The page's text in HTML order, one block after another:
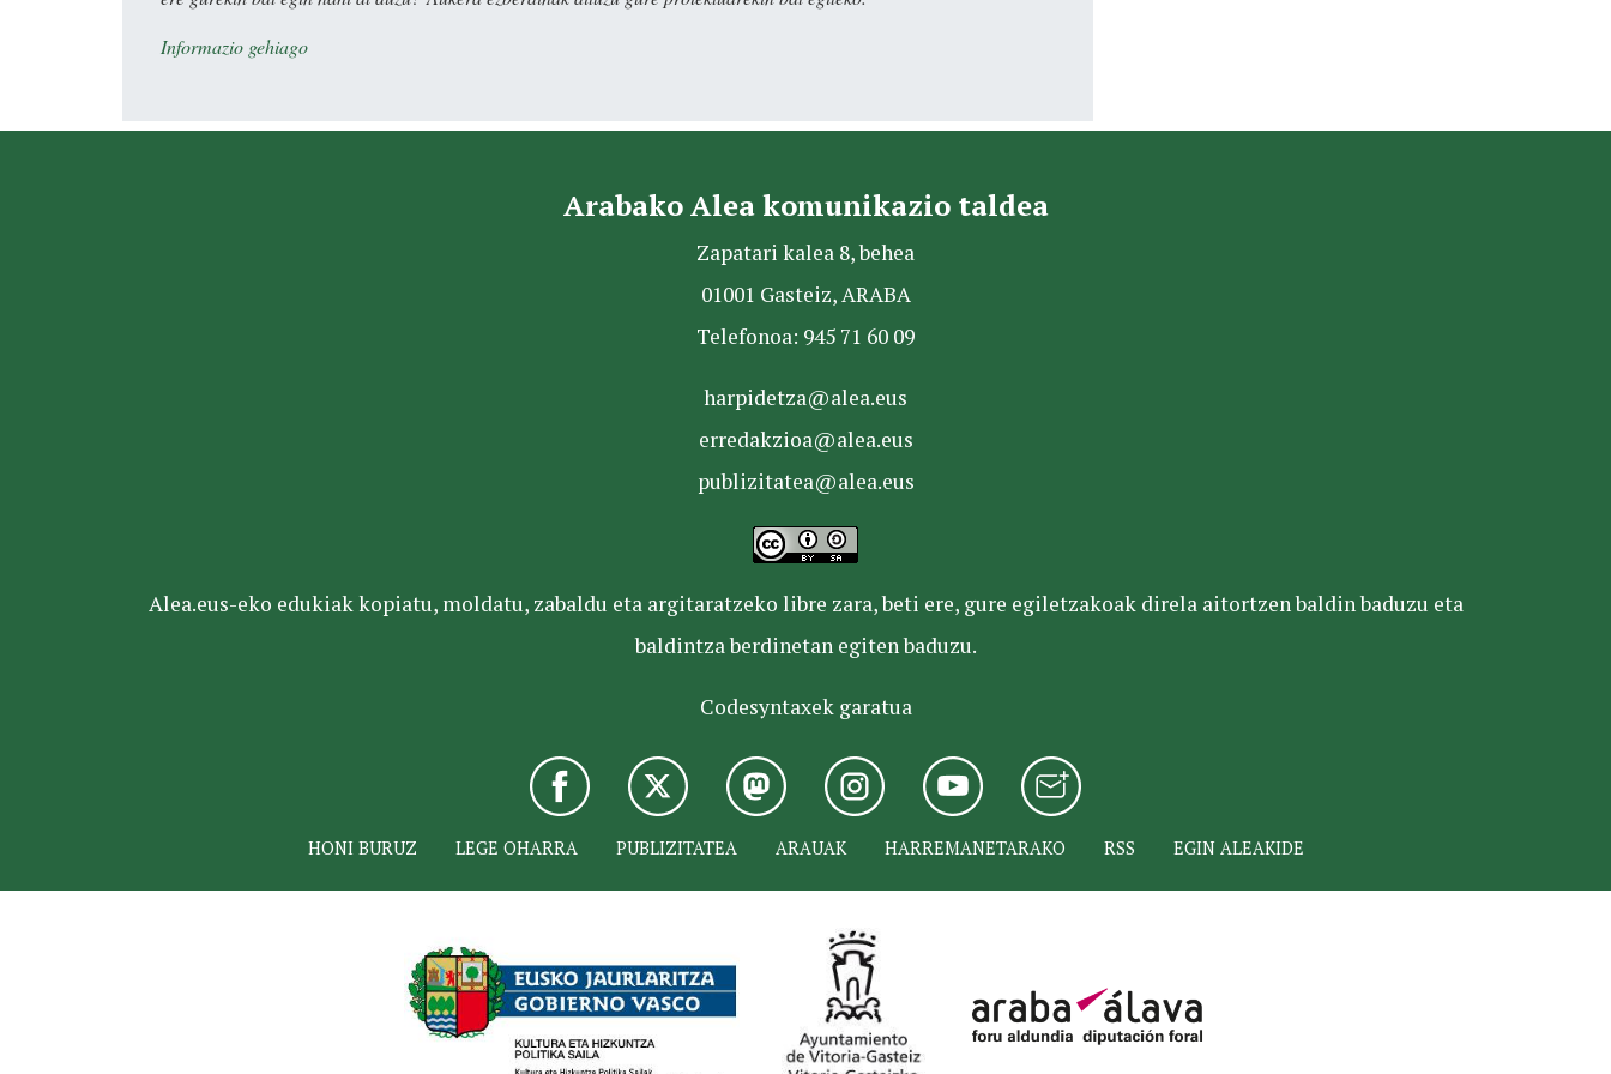
Informazio gehiago
Arabako Alea komunikazio taldea
Zapatari kalea 8, behea
01001 Gasteiz, ARABA
Telefonoa: 945 71 60 09
harpidetza@alea.eus
erredakzioa@alea.eus
publizitatea@alea.eus
Alea.eus-eko edukiak kopiatu, moldatu, zabaldu eta argitaratzeko libre zara, beti ere, gure egiletzakoak direla aitortzen baldin baduzu eta
baldintza berdinetan egiten baduzu.
Codesyntaxek garatua
HONI BURUZ LEGE OHARRA PUBLIZITATEA ARAUAK HARREMANETARAKO RSS EGIN ALEAKIDE